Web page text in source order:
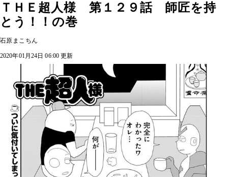
ＴＨＥ超人様 第１２９話 師匠を持
とう！！の巻
石原まこちん
2020年01月24日 06:00 更新